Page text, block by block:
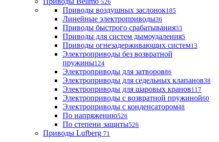
526
Приводы воздушных заслонок185
Линейные электроприводы36
Приводы быстрого срабатывания33
Приводы для систем дымоудаления5
Приводы огнезадерживающих систем13
Электроприводы без возвратной
пружины124
Электроприводы для затворов86
Электроприводы для седельных клапанов38
Электроприводы для шаровых кранов117
Электроприводы с возвратной пружиной60
Электроприводы с конденсатором48
По напряжению526
По степени защиты526
Приводы Lufberg 71